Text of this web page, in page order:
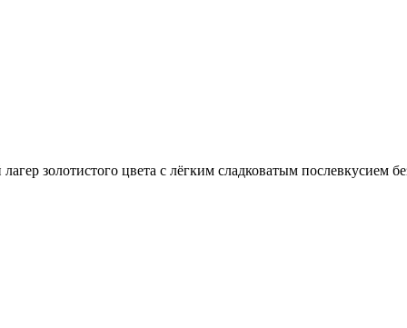
золотистого цвета с лёгким сладковатым